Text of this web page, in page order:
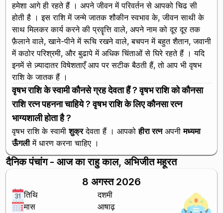
हमेशा आगे ही रहते हैं । अपने जीवन में परिवर्तन से आपको चिढ सी
होती है । इस राशि में जन्मे जातक शौकीन स्वभाव के, जीवन साथी के
साथ मिलकर कार्य करने की प्रवॄत्ति वाले, अपने नाम को दूर दूर तक
फ़ैलाने वाले, खाने-पीने में रूचि रखने वाले, बचपन में बहुत शैतान, जवानी
में कठोर परिश्रमी, और बुढापे में अधिक चिंताओं से घिरे रहते हैं । यदि
इनमें से ज़्यादातर विषेशताएँ आप पर सटीक बैठती हैं, तो आप भी वृषभ
राशि के जातक हैं ।
वृषभ राशि के स्वामी कौनसे ग्रह देवता हैं ? वृषभ राशि को कौनसा
राशि रत्न पहनना चाहिये ? वृषभ राशि के लिए कौनसा रत्न
भाग्यशाली होता है ?
वृषभ राशि के स्वामीशुक्रदेवता हैं । आपकोहीरा रत्नअपनीमध्यमा
ऊँगलीमें धारण करना चाहिए ।
दैनिक पंचांग - आज का राहु काल, अभिजीत महूरत
8 अगस्त 2026
तिथि
दशमी
मास
आषाढ़